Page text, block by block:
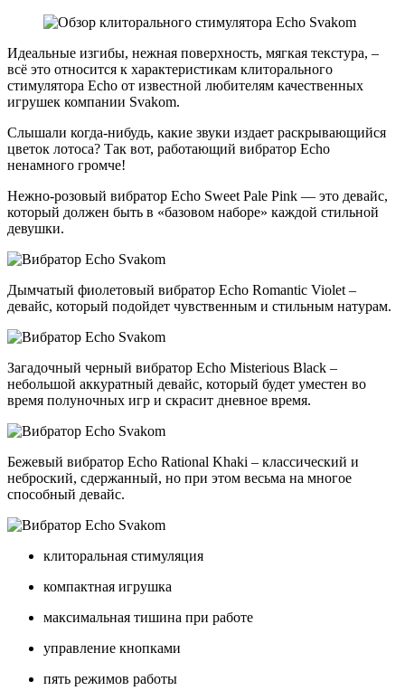
Идеальные изгибы, нежная поверхность, мягкая текстура, –
всё это относится к характеристикам клиторального
стимулятора Echo от известной любителям качественных
игрушек компании Svakom.
Слышали когда-нибудь, какие звуки издает раскрывающийся
цветок лотоса? Так вот, работающий вибратор Echo
ненамного громче!
Нежно-розовый вибратор Echo Sweet Pale Pink — это девайс,
который должен быть в «базовом наборе» каждой стильной
девушки.
Дымчатый фиолетовый вибратор Echo Romantic Violet –
девайс, который подойдет чувственным и стильным натурам.
Загадочный черный вибратор Echo Misterious Black –
небольшой аккуратный девайс, который будет уместен во
время полуночных игр и скрасит дневное время.
Бежевый вибратор Echo Rational Khaki – классический и
неброский, сдержанный, но при этом весьма на многое
способный девайс.
клиторальная стимуляция
компактная игрушка
максимальная тишина при работе
управление кнопками
пять режимов работы